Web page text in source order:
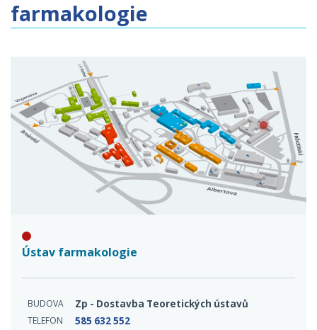
farmakologie
Ústav farmakologie
BUDOVA Zp - Dostavba Teoretických ústavů
TELEFON 585 632 552